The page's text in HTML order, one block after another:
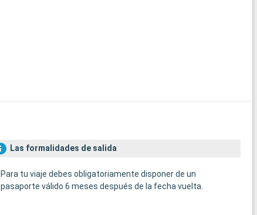
Las formalidades de salida
Para tu viaje debes obligatoriamente disponer de un
pasaporte válido 6 meses después de la fecha vuelta.